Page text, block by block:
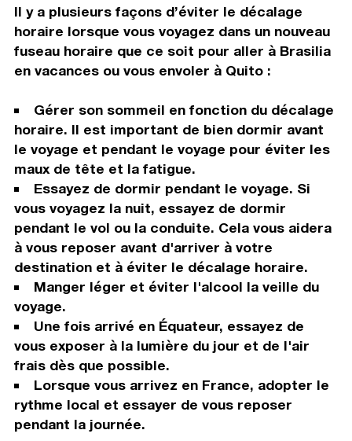
Il y a plusieurs façons d’éviter le décalage
horaire lorsque vous voyagez dans un nouveau
fuseau horaire que ce soit pour aller à Brasilia
en vacances ou vous envoler à Quito :
Gérer son sommeil en fonction du décalage
horaire. Il est important de bien dormir avant
le voyage et pendant le voyage pour éviter les
maux de tête et la fatigue.
Essayez de dormir pendant le voyage. Si
vous voyagez la nuit, essayez de dormir
pendant le vol ou la conduite. Cela vous aidera
à vous reposer avant d'arriver à votre
destination et à éviter le décalage horaire.
Manger léger et éviter l'alcool la veille du
voyage.
Une fois arrivé en Équateur, essayez de
vous exposer à la lumière du jour et de l'air
frais dès que possible.
Lorsque vous arrivez en France, adopter le
rythme local et essayer de vous reposer
pendant la journée.